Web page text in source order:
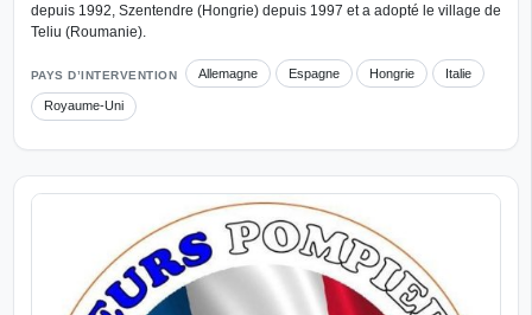
depuis 1992, Szentendre (Hongrie) depuis 1997 et a adopté le village de
Teliu (Roumanie).
PAYS D’INTERVENTION Allemagne Espagne Hongrie Italie
Royaume-Uni